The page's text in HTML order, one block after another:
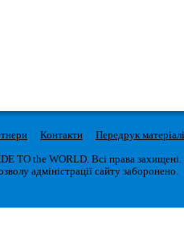
Контакти
Передрук
TO the WORLD. Всі права захищені.
адміністрації сайту заборонено.